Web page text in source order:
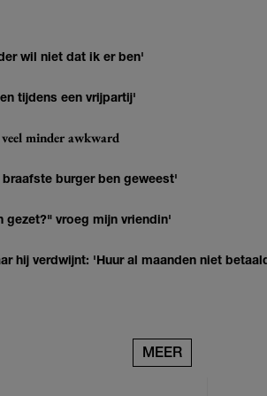
wil niet dat ik er ben'
tijdens een vrijpartij'
minder awkward
burger ben geweest'
gezet?" vroeg mijn vriendin'
hij verdwijnt: 'Huur al maanden niet
MEER